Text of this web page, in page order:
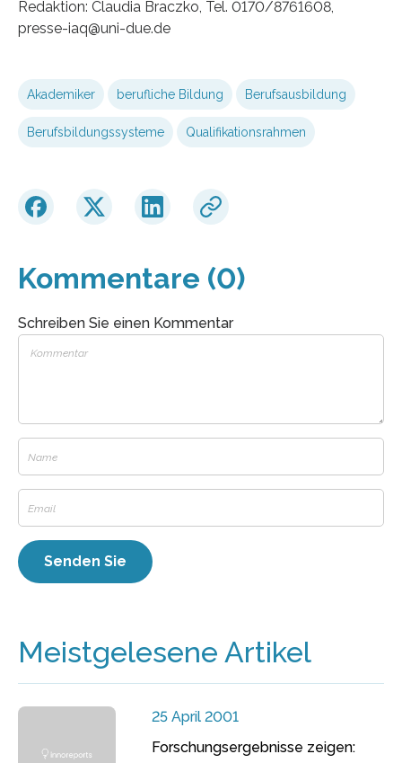
Redaktion: Claudia Braczko, Tel. 0170/8761608,
presse-iaq@uni-due.de
Akademiker berufliche Bildung Berufsausbildung
Berufsbildungssysteme Qualifikationsrahmen
Kommentare (0)
Schreiben Sie einen Kommentar
Meistgelesene Artikel
25 April 2001
Forschungsergebnisse zeigen: